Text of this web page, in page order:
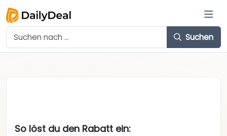
Suchen
So löst du den Rabatt ein: